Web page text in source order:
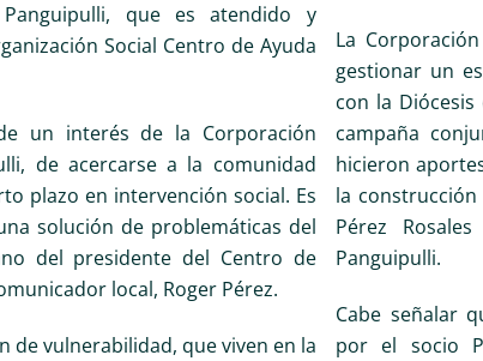
que es atendido y
Social Centro de Ayuda
un interés de la Corporación
de acercarse a la comunidad
plazo en intervención social. Es
solución de problemáticas del
del presidente del Centro de
local, Roger Pérez.
de vulnerabilidad, que viven en la
La
gestionar un
con la
campaña
hicieron
la
Pérez
Panguipulli.
Cabe señalar
por el socio